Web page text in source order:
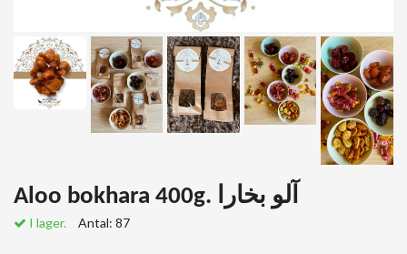
Aloo bokhara 400g. آلو بخارا
I lager. Antal: 87